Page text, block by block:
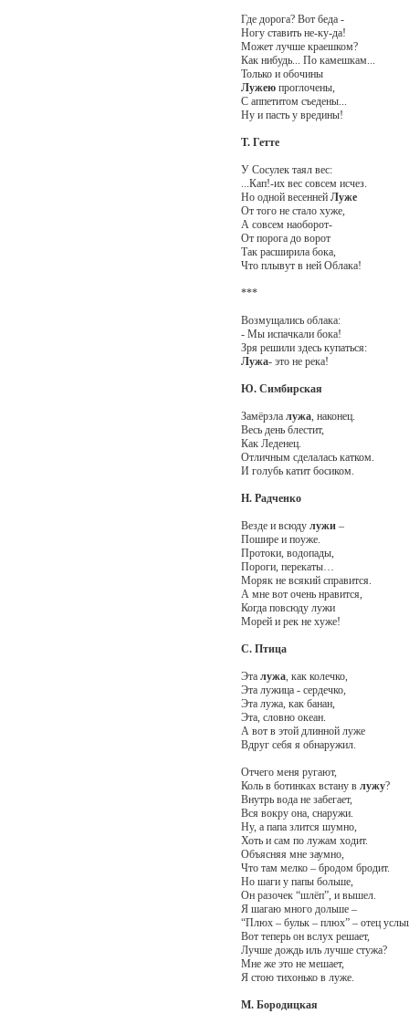
Где дорога? Вот беда -
Ногу ставить не-ку-да!
Может лучше краешком?
Как нибудь... По камешкам...
Только и обочины
Лужеюпроглочены,
С аппетитом съедены...
Ну и пасть у вредины!
Т. Гетте
У Сосулек таял вес:
...Кап!-их вес совсем исчез.
Но одной весенней Луже
От того не стало хуже,
А совсем наоборот-
От порога до ворот
Так расширила бока,
Что плывут в ней Облака!
***
Возмущались облака:
- Мы испачкали бока!
Зря решили здесь купаться:
Лужа- это не река!
Ю. Симбирская
Замёрзла лужа, наконец.
Весь день блестит,
Как Леденец.
Отличным сделалась катком.
И голубь катит босиком.
Н. Радченко
Везде и всюду лужи–
Пошире и поуже.
Протоки, водопады,
Пороги, перекаты…
Моряк не всякий справится.
А мне вот очень нравится,
Когда повсюду лужи
Морей и рек не хуже!
С. Птица
Эта лужа, как колечко,
Эта лужица - сердечко,
Эта лужа, как банан,
Эта, словно океан.
А вот в этой длинной луже
Вдруг себя я обнаружил.
Отчего меня ругают,
Коль в ботинках встану в лужу?
Внутрь вода не забегает,
Вся вокру она, снаружи.
Ну, а папа злится шумно,
Хоть и сам по лужам ходит.
Объясняя мне заумно,
Что там мелко – бродом бродит.
Но шаги у папы больше,
Он разочек “шлёп”, и вышел.
Я шагаю много дольше –
“Плюх – бульк – плюх” – отец
Вот теперь он вслух решает,
Лучше дождь иль лучше стужа?
Мне же это не мешает,
Я стою тихонько в луже.
М. Бородицкая